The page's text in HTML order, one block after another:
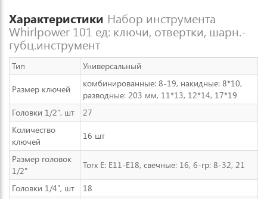
Характеристики Набор инструмента
Whirlpower 101 ед: ключи, отвертки, шарн.-
губц.инструмент
Тип Универсальный
Размер ключей
комбинированные: 8-19, накидные: 8*10,
разводные: 203 мм, 11*13, 12*14, 17*19
Головки 1/2", шт
27
Количество
ключей
16 шт
Размер головок
1/2"
Torx E: E11-E18, свечные: 16, 6-гр: 8-32, 21
Головки 1/4", шт 18